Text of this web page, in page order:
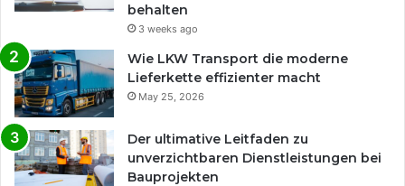
behalten
3 weeks ago
Wie LKW Transport die moderne
Lieferkette effizienter macht
May 25, 2026
Der ultimative Leitfaden zu
unverzichtbaren Dienstleistungen bei
Bauprojekten